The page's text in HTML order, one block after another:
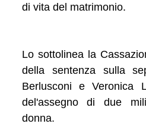
di vita del matrimonio.
Lo sottolinea la
della sentenza sulla
Berlusconi e Veronica
del'assegno di due
donna.